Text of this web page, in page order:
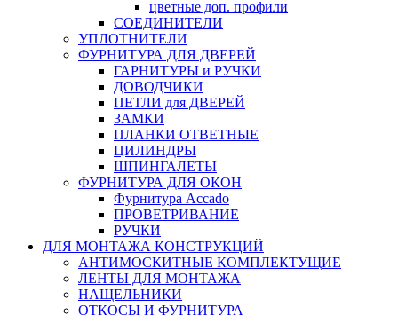
цветные доп. профили
СОЕДИНИТЕЛИ
УПЛОТНИТЕЛИ
ФУРНИТУРА ДЛЯ ДВЕРЕЙ
ГАРНИТУРЫ и РУЧКИ
ДОВОДЧИКИ
ПЕТЛИ для ДВЕРЕЙ
ЗАМКИ
ПЛАНКИ ОТВЕТНЫЕ
ЦИЛИНДРЫ
ШПИНГАЛЕТЫ
ФУРНИТУРА ДЛЯ ОКОН
Фурнитура Accado
ПРОВЕТРИВАНИЕ
РУЧКИ
ДЛЯ МОНТАЖА КОНСТРУКЦИЙ
АНТИМОСКИТНЫЕ КОМПЛЕКТУЩИЕ
ЛЕНТЫ ДЛЯ МОНТАЖА
НАЩЕЛЬНИКИ
ОТКОСЫ И ФУРНИТУРА